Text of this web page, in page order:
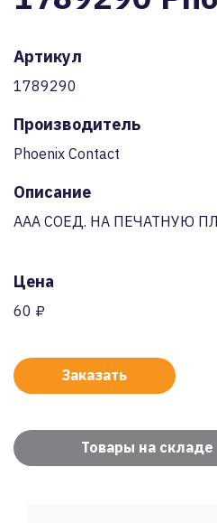
Артикул
1789290
Производитель
Phoenix Contact
Описание
AAA СОЕД. НА ПЕЧАТНУЮ
Цена
60 ₽
Заказать
Товары на складе